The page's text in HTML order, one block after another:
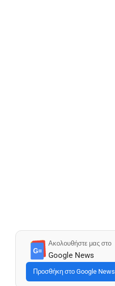
G≡
Ακολουθήστε μας στο
Google News
Προσθήκη στο Google News